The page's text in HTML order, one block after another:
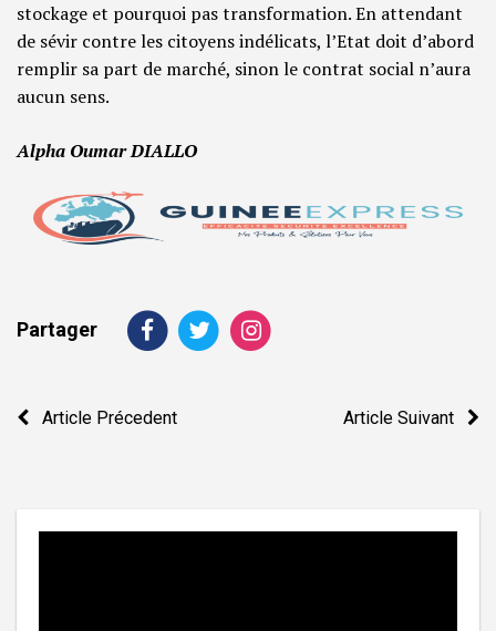
stockage et pourquoi pas transformation. En attendant
de sévir contre les citoyens indélicats, l’Etat doit d’abord
remplir sa part de marché, sinon le contrat social n’aura
aucun sens.
Alpha Oumar DIALLO
Partager
Navigation
Article Précedent Article Suivant